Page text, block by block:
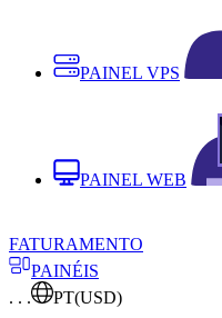
PAINEL VPS
PAINEL WEB
FATURAMENTO
PAINÉIS
. . .
PT(USD)